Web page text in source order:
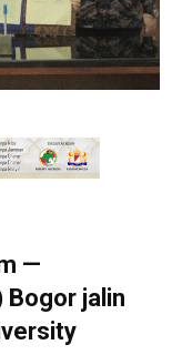
—
Bogor jalin